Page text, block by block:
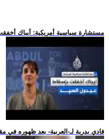
.. مستشارة سياسية أمريكية: أيباك
.. فادي بدرية لـ-العربية- بعد ظهوره